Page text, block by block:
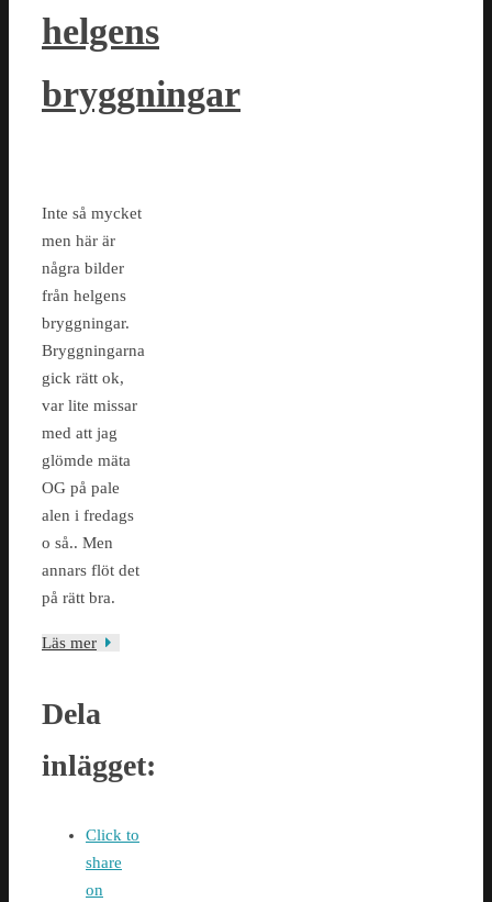
helgens
bryggningar
Inte så mycket
men här är
några bilder
från helgens
bryggningar.
Bryggningarna
gick rätt ok,
var lite missar
med att jag
glömde mäta
OG på pale
alen i fredags
o så.. Men
annars flöt det
på rätt bra.
Läs mer
Dela
inlägget:
Click to
share
on